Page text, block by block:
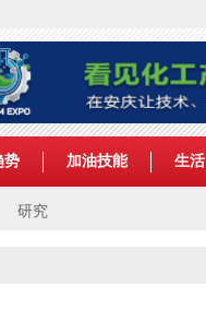
研究
势 加油技能 生活